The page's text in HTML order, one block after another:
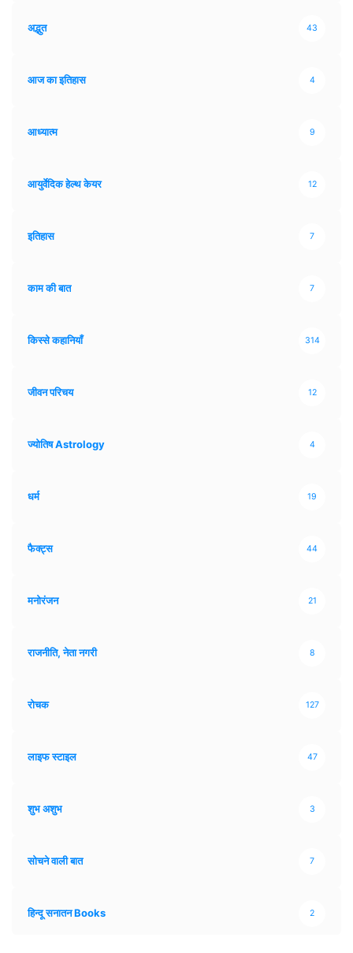
अद्भुत 43
आज का इतिहास 4
आध्यात्म 9
आयुर्वेदिक हेल्थ केयर 12
इतिहास 7
काम की बात 7
किस्से कहानियाँ 314
जीवन परिचय 12
ज्योतिष Astrology 4
धर्म 19
फैक्ट्स 44
मनोरंजन 21
राजनीति, नेता नगरी 8
रोचक 127
लाइफ स्टाइल 47
शुभ अशुभ 3
सोचने वाली बात 7
हिन्दू सनातन Books 2